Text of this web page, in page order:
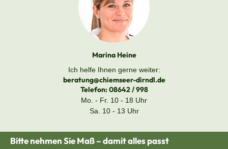
Marina Heine
Ich helfe Ihnen gerne weiter:
beratung@chiemseer-dirndl.de
Telefon:08642 / 998
Mo. - Fr. 10 - 18 Uhr
Sa. 10 - 13 Uhr
Bitte nehmen Sie Maß – damit alles passt